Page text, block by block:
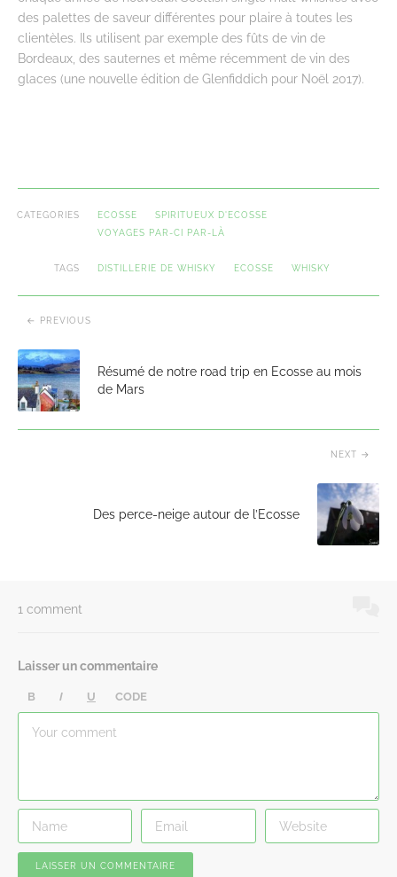
des palettes de saveur différentes pour plaire à toutes les
clientèles. Ils utilisent par exemple des fûts de vin de
Bordeaux, des sauternes et même récemment de vin des
glaces (une nouvelle édition de Glenfiddich pour Noël 2017).
CATEGORIES ECOSSE
SPIRITUEUX D'ECOSSE
VOYAGES PAR-CI PAR-LÀ
TAGS DISTILLERIE DE WHISKY ECOSSE WHISKY
PREVIOUS
Résumé de notre road trip en Ecosse au mois
de Mars
NEXT
Des perce-neige autour de l’Ecosse
1 comment
Laisser un commentaire
B I U CODE